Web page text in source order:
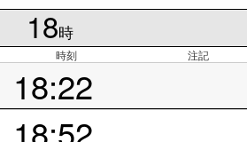
18時
時刻 注記
18:22
18:52